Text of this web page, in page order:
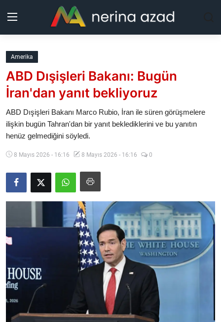
Kurdistan
Bölgeler
Güncel
Analiz
Makaleler
Galeri
Video
Arşiv
İletişim
Amerika
ABD Dışişleri Bakanı: Bugün
İran'dan yanıt bekliyoruz
ABD Dışişleri Bakanı Marco Rubio, İran ile süren görüşmelere
ilişkin bugün Tahran'dan bir yanıt beklediklerini ve bu yanıtın
henüz gelmediğini söyledi.
8 Mayıs 2026 - 16:16 8 Mayıs 2026 - 16:16 0